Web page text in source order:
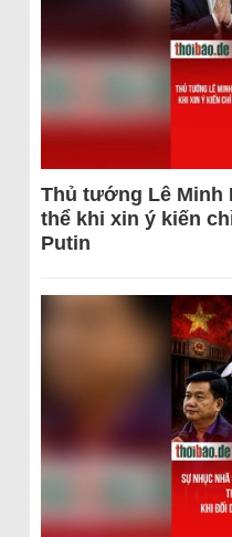
Thủ tướng Lê Minh
thể khi xin ý kiến
Putin